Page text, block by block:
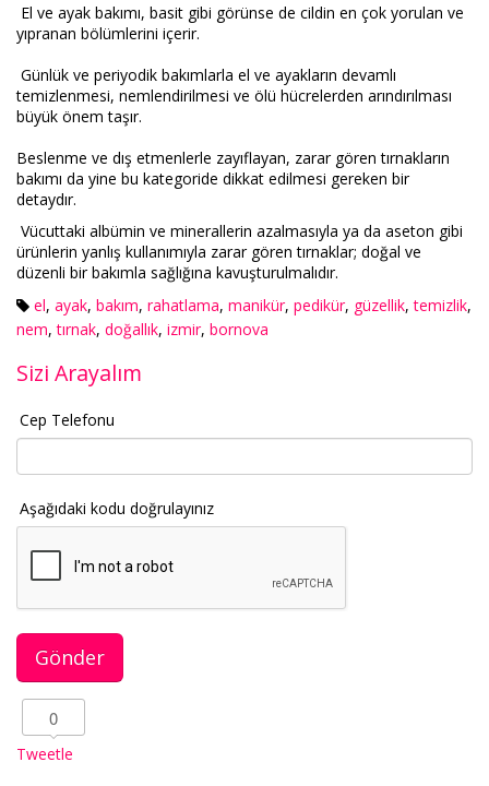
El ve ayak bakımı, basit gibi görünse de cildin en çok yorulan ve
yıpranan bölümlerini içerir.
Günlük ve periyodik bakımlarla el ve ayakların devamlı
temizlenmesi, nemlendirilmesi ve ölü hücrelerden arındırılması
büyük önem taşır.
Beslenme ve dış etmenlerle zayıflayan, zarar gören tırnakların
bakımı da yine bu kategoride dikkat edilmesi gereken bir
detaydır.
Vücuttaki albümin ve minerallerin azalmasıyla ya da aseton gibi
ürünlerin yanlış kullanımıyla zarar gören tırnaklar; doğal ve
düzenli bir bakımla sağlığına kavuşturulmalıdır.
el, ayak, bakım, rahatlama, manikür, pedikür, güzellik,temizlik,
nem,tırnak, doğallık, izmir, bornova
Sizi Arayalım
Cep Telefonu
Aşağıdaki kodu doğrulayınız
Tweetle